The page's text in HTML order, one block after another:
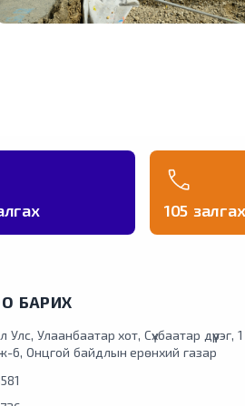
105 залгах
БАРИХ
Улс, Улаанбаатар хот, Сүхбаатар дүүрэг,
6, Онцгой байдлын ерөнхий газар